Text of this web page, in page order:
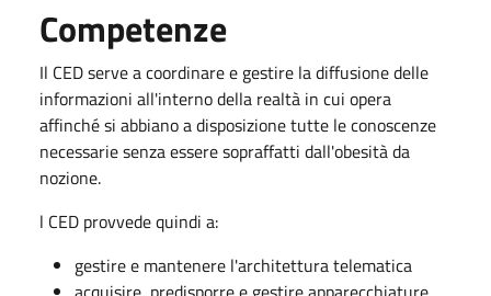
Competenze
Il CED serve a coordinare e gestire la diffusione delle
informazioni all'interno della realtà in cui opera
affinché si abbiano a disposizione tutte le conoscenze
necessarie senza essere sopraffatti dall'obesità da
nozione.
l CED provvede quindi a:
gestire e mantenere l'architettura telematica